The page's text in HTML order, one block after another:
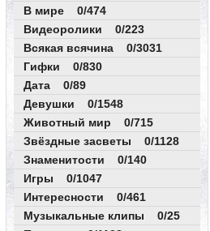
В мире 0/474
Видеоролики 0/223
Всякая всячина 0/3031
Гифки 0/830
Дата 0/89
Девушки 0/1548
Животный мир 0/715
Звёздные засветы 0/1128
Знаменитости 0/140
Игры 0/1047
Интересности 0/461
Музыкальные клипы 0/25